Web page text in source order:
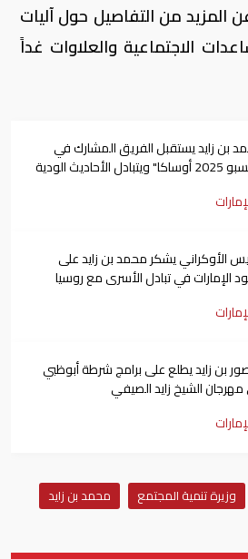
المزيد من التفاصيل حول آليات
الاجتماعية والعلاوات غداً
بن زايد يستقبل الفريق المشارك في
"إكسبو 2025 أوساكا" ويتبادل الأحاديث الودية
الأوكراني يشكر محمد بن زايد على
الإمارات في تبادل الأسرى مع روسيا
بن زايد يطلع على برامج شرطة أبوظبي
الشيخ زايد الصيفي
وزيرة تنمية المجتمع
محمد بن زايد